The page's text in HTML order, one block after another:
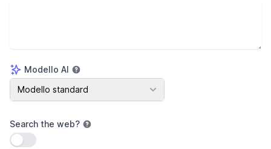
Modello AI
Modello AI
Modello standard
Search the web?
Usa impostazione